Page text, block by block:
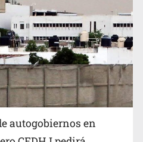
en Jalisco para emitir
calidad del agua
autogobiernos en